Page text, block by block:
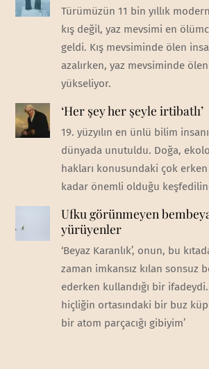
Türümüzün 11 bin yıllık
kış değil, yaz mevsimi en
geldi. Kış mevsiminde ölen
azalırken, yaz mevsiminde ölen
yükseliyor.
‘Her şey her şeyle irtibatlı’
19. yüzyılın en ünlü bilim
dünyada unutuldu. Doğa,
hakları konusundaki çok erken
kadar önemli olduğu
Ufku görünmeyen
yürüyenler
‘Beyaz Karanlık’, onun, bu
zaman imkansız kılan sonsuz
ederken kullandığı bir ifadeydi.
hiçliğin ortasındaki bir buz
bir atom parçacığı gibiyim’